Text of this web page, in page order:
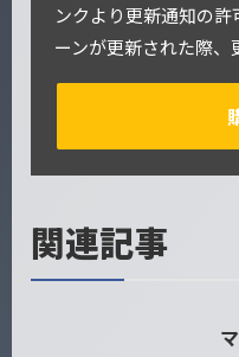
ンクより更新通知の
ーンが更新された際、
関連記事